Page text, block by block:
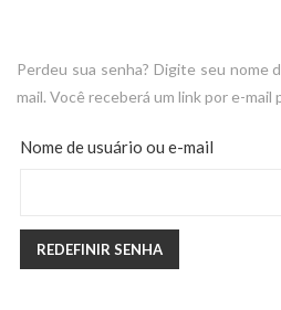
Perdeu sua senha? Digite seu nome
mail. Você receberá um link por e-mail
Nome de usuário ou e-mail
REDEFINIR SENHA